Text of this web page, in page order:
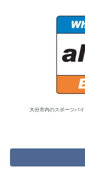
大分市内のスポーツバ